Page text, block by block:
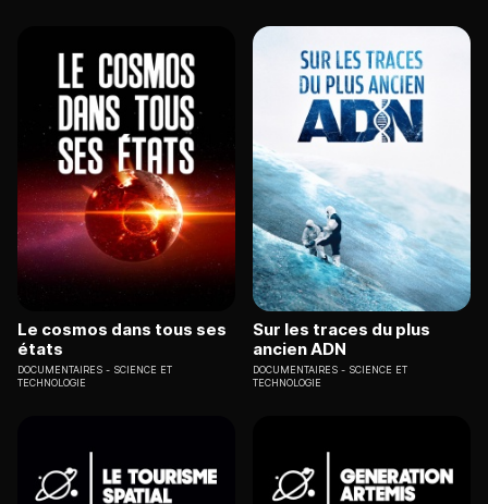
Le cosmos dans tous ses
états
DOCUMENTAIRES
SCIENCE ET
TECHNOLOGIE
Sur les traces du plus
ancien ADN
DOCUMENTAIRES
SCIENCE ET
TECHNOLOGIE